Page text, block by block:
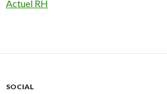
Actuel RH
SOCIAL